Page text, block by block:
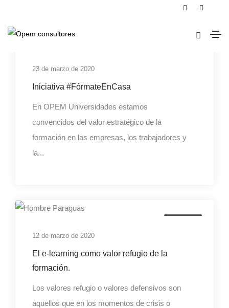
23 de marzo de 2020
Iniciativa #FórmateEnCasa
En OPEM Universidades estamos
convencidos del valor estratégico de la
formación en las empresas, los trabajadores y
la...
12 de marzo de 2020
El e-learning como valor refugio de la
formación.
Los valores refugio o valores defensivos son
aquellos que en los momentos de crisis o